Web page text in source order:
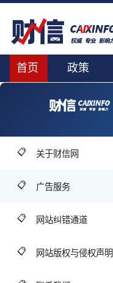
首页 政策
📋 关于财信网
📋 广告服务
📋 网站纠错通道
📋 网站版权与侵权声明